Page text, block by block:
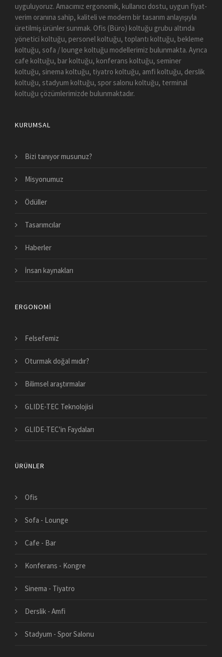
uyguluyoruz. Amacımız ergonomik, kullanıcı dostu, uygun fiyat-
verim oranına sahip, kaliteli ve modern bir tasarım anlayışıyla
üretilmiş ürünler sunmak. Ofis (Büro) koltuğu grubu altında
yönetici koltuğu, personel koltuğu, toplantı koltuğu, bekleme
koltuğu, sofa / lounge koltuğu modellerimiz bulunmakta. Ayrıca
cafe koltuğu, bar koltuğu, konferans koltuğu, seminer
koltuğu, sinema koltuğu, tiyatro koltuğu, amfi koltuğu, derslik
koltuğu, stadyum koltuğu, spor salonu koltuğu, terminal
koltuğu çözümlerimizde bulunmaktadır.
KURUMSAL
Bizi tanıyor musunuz?
Misyonumuz
Ödüller
Tasarımcılar
Haberler
İnsan kaynakları
ERGONOMI
Felsefemiz
Oturmak doğal mıdır?
Bilimsel araştırmalar
GLIDE-TEC Teknolojisi
GLIDE-TEC'in Faydaları
ÜRÜNLER
Ofis
Sofa - Lounge
Cafe - Bar
Konferans - Kongre
Sinema - Tiyatro
Derslik - Amfi
Stadyum - Spor Salonu